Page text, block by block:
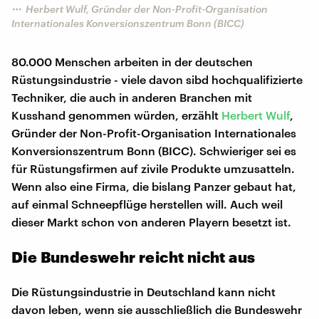
Herbert Wulf, Gründer der Non-Profit-Organisation
Internationales Konversionszentrum Bonn (BICC)
80.000 Menschen arbeiten in der deutschen
Rüstungsindustrie - viele davon sibd hochqualifizierte
Techniker, die auch in anderen Branchen mit
Kusshand genommen würden, erzählt Herbert Wulf,
Gründer der Non-Profit-Organisation Internationales
Konversionszentrum Bonn (BICC). Schwieriger sei es
für Rüstungsfirmen auf zivile Produkte umzusatteln.
Wenn also eine Firma, die bislang Panzer gebaut hat,
auf einmal Schneepflüge herstellen will. Auch weil
dieser Markt schon von anderen Playern besetzt ist.
Die Bundeswehr reicht nicht aus
Die Rüstungsindustrie in Deutschland kann nicht
davon leben, wenn sie ausschließlich die Bundeswehr